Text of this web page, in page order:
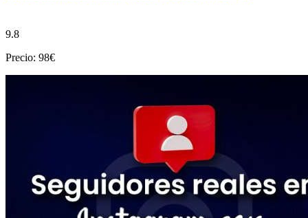
9.8
Precio: 98€